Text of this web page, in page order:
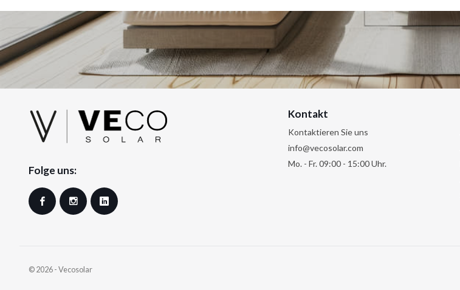
Folge uns:
Facebook Instagram
Kontakt
Kontaktieren Sie uns
info@vecosolar.com
Mo. - Fr. 09:00 - 15:00 Uhr.
© 2026 - Vecosolar